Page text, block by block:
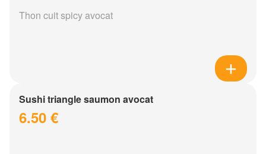
Thon cuit spicy avocat
Sushi triangle saumon avocat
6.50 €